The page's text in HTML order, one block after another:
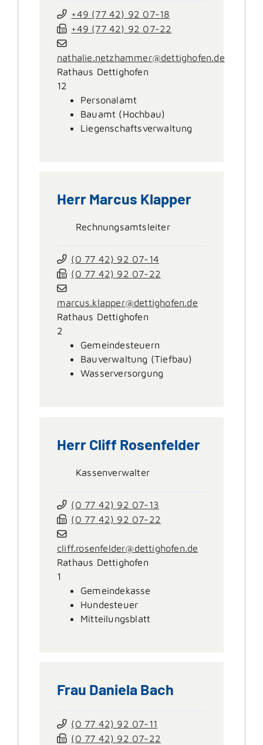
+49 (77 42) 92 07-18
+49 (77 42) 92 07-22
nathalie.netzhammer@dettighofen.de
Rathaus Dettighofen
12
Personalamt
Bauamt (Hochbau)
Liegenschaftsverwaltung
Herr Marcus Klapper
Rechnungsamtsleiter
(0 77 42) 92 07-14
(0 77 42) 92 07-22
marcus.klapper@dettighofen.de
Rathaus Dettighofen
2
Gemeindesteuern
Bauverwaltung (Tiefbau)
Wasserversorgung
Herr Cliff Rosenfelder
Kassenverwalter
(0 77 42) 92 07-13
(0 77 42) 92 07-22
cliff.rosenfelder@dettighofen.de
Rathaus Dettighofen
1
Gemeindekasse
Hundesteuer
Mitteilungsblatt
Frau Daniela Bach
(0 77 42) 92 07-11
(0 77 42) 92 07-22